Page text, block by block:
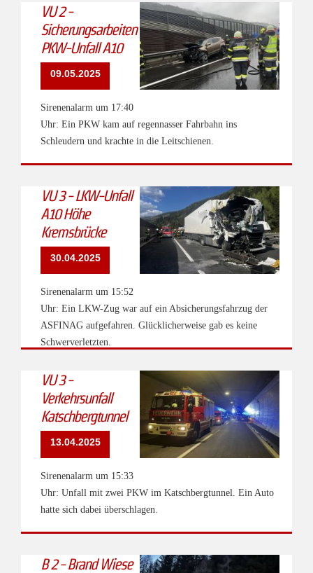
VU 2 -
Sicherungsarbeiten
PKW-Unfall A10
09.05.2025
Sirenenalarm um 17:40
Uhr: Ein PKW kam auf regennasser Fahrbahn ins
Schleudern und krachte in die Leitschienen.
VU 3 - LKW-Unfall
A10 Höhe
Kremsbrücke
30.04.2025
Sirenenalarm um 15:52
Uhr: Ein LKW-Zug war auf ein Absicherungsfahrzug der
ASFINAG aufgefahren. Glücklicherweise gab es keine
Schwerverletzten.
VU 3 -
Verkehrsunfall
Katschbergtunnel
13.04.2025
Sirenenalarm um 15:33
Uhr: Unfall mit zwei PKW im Katschbergtunnel. Ein Auto
hatte sich dabei überschlagen.
B 2 - Brand Wiese